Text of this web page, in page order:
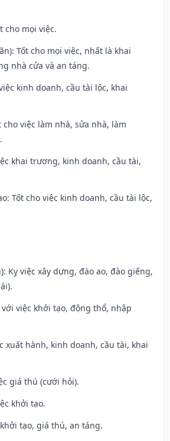
cho mọi việc.
Tốt cho mọi việc, nhất là khai
nhà cửa và an táng.
kinh doanh, cầu tài lộc, khai
cho việc làm nhà, sửa nhà, làm
khai trương, kinh doanh, cầu tài,
Tốt cho việc kinh doanh, cầu tài lộc,
Kỵ việc xây dựng, đào ao, đào giếng,
với việc khởi tạo, động thổ, nhập
xuất hành, kinh doanh, cầu tài, khai
giá thú (cưới hỏi).
khởi tạo.
tạo, giá thú, an táng.